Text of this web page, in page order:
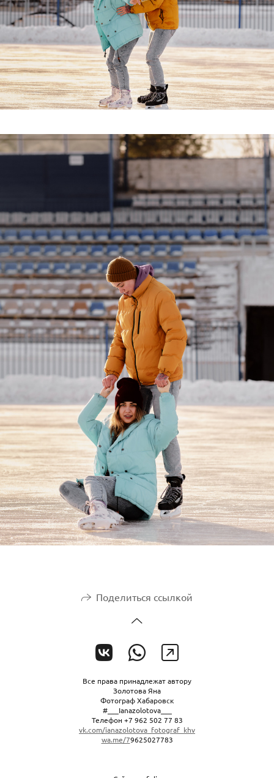
Поделиться ссылкой
Все права принадлежат автору
Золотова Яна
Фотограф Хабаровск
#___Ianazolotova___
Телефон +7 962 502 77 83
vk.com/ianazolotova_fotograf_khv
wa.me/79625027783